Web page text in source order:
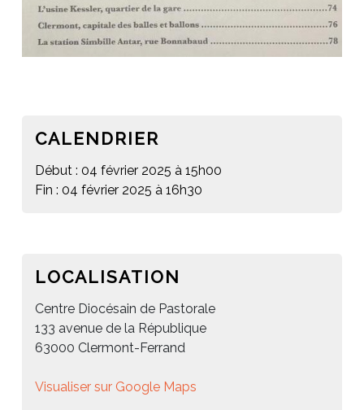
CALENDRIER
Début : 04 février 2025 à 15h00
Fin : 04 février 2025 à 16h30
LOCALISATION
Centre Diocésain de Pastorale
133 avenue de la République
63000 Clermont-Ferrand
Visualiser sur Google Maps